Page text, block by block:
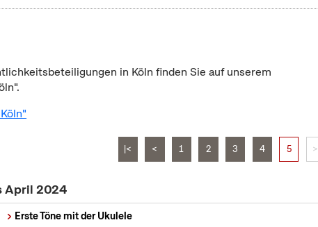
in Köln finden Sie auf unserem
|< < 1 2 3 4 5 >
April 2024
Erste Töne mit der Ukulele